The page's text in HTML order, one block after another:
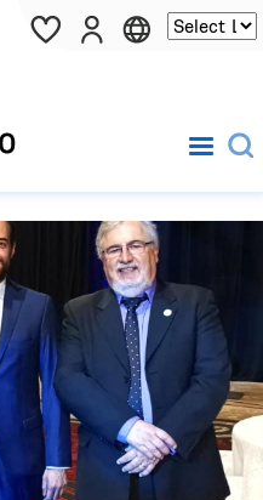
Pasar al contenido principal